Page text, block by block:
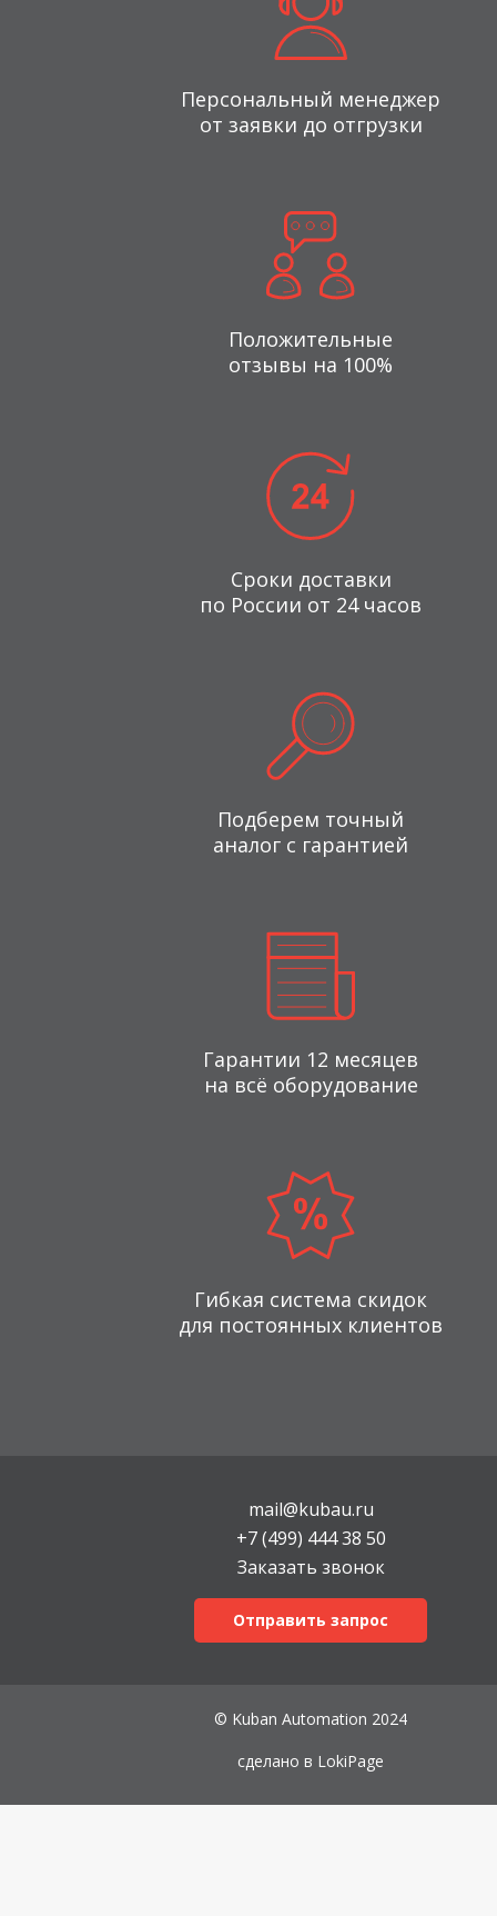
Персональный менеджер
от заявки до отгрузки
Положительные
отзывы на 100%
Сроки доставки
по России от 24 часов
Подберем точный
аналог с гарантией
Гарантии 12 месяцев
на всё оборудование
Гибкая система скидок
для постоянных клиентов
mail@kubau.ru
+7 (499) 444 38 50
Заказать звонок
Отправить запрос
© Kuban Automation 2024
сделано в LokiPage